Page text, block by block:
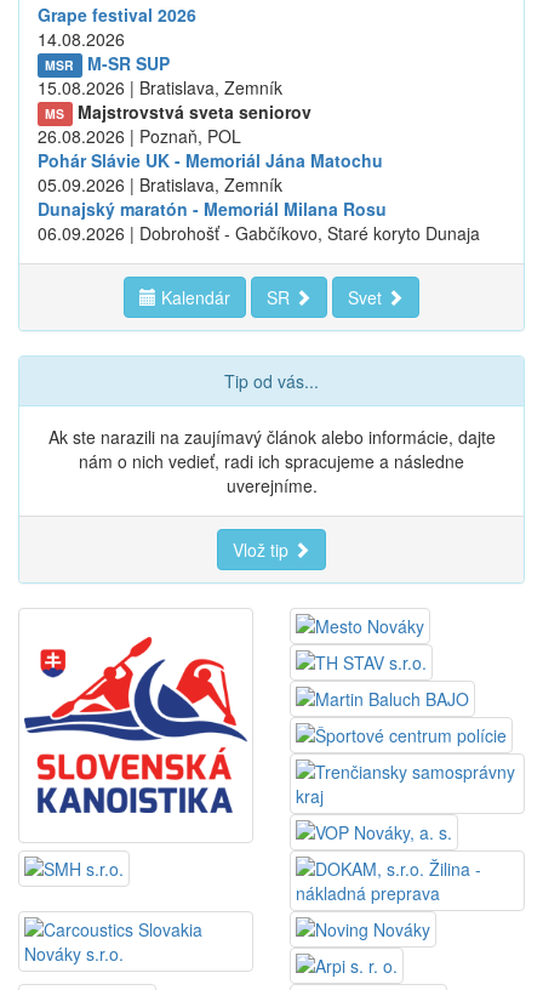
Grape festival 2026
14.08.2026
MSR
M-SR SUP
15.08.2026 | Bratislava, Zemník
MS
Majstrovstvá sveta seniorov
26.08.2026 | Poznaň, POL
Pohár Slávie UK - Memoriál Jána Matochu
05.09.2026 | Bratislava, Zemník
Dunajský maratón - Memoriál Milana Rosu
06.09.2026 | Dobrohošť - Gabčíkovo, Staré koryto Dunaja
Kalendár SR Svet
Tip od vás...
Ak ste narazili na zaujímavý článok alebo informácie, dajte
nám o nich vedieť, radi ich spracujeme a následne
uverejníme.
Vlož tip